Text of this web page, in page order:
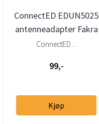
ConnectED EDUN5025
antenneadapter Fakra
(han) – DIN (han)
ConnectED ...
99,-
Kjøp